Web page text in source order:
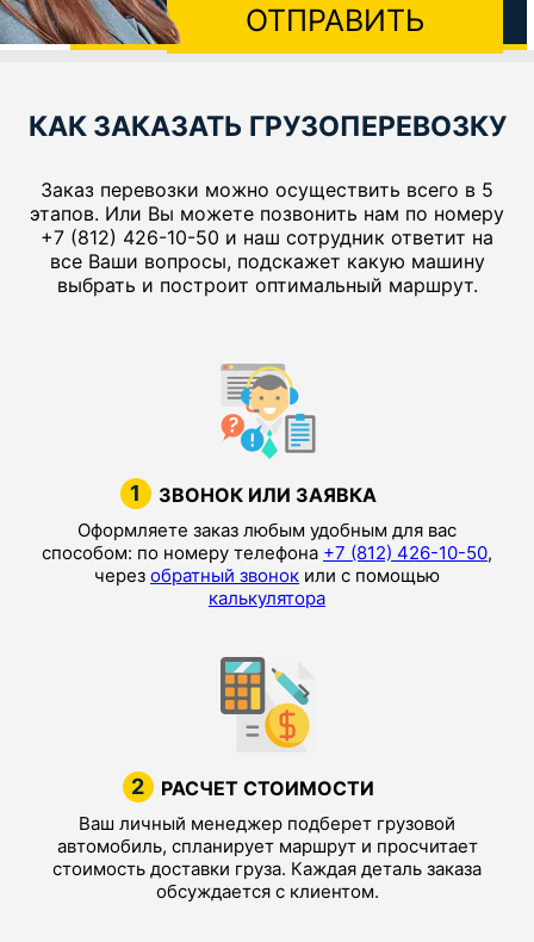
ОТПРАВИТЬ
КАК ЗАКАЗАТЬ ГРУЗОПЕРЕВОЗКУ
Заказ перевозки можно осуществить всего в 5
этапов. Или Вы можете позвонить нам по номеру
+7 (812) 426-10-50 и наш сотрудник ответит на
все Ваши вопросы, подскажет какую машину
выбрать и построит оптимальный маршрут.
1 ЗВОНОК ИЛИ ЗАЯВКА
Оформляете заказ любым удобным для вас
способом: по номеру телефона +7 (812) 426-10-50,
через обратный звонок или с помощью
калькулятора
2 РАСЧЕТ СТОИМОСТИ
Ваш личный менеджер подберет грузовой
автомобиль, спланирует маршрут и просчитает
стоимость доставки груза. Каждая деталь заказа
обсуждается с клиентом.